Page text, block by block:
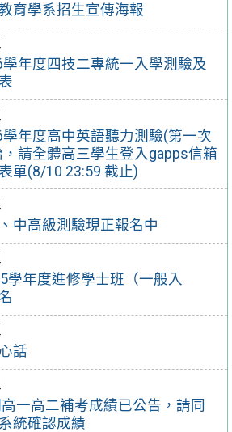
育學系招生宣傳海報
學年度四技二專統一入學測驗及
學年度高中英語聽力測驗(第一次
請全體高三學生登入gapps信箱
單(8/10 23:59 截止)
中高級測驗現正報名中
學年度進修學士班（一般入
話
一高二補考成績已公告，請同
統確認成績